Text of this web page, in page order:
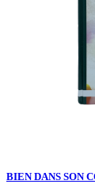
BIEN DANS SON